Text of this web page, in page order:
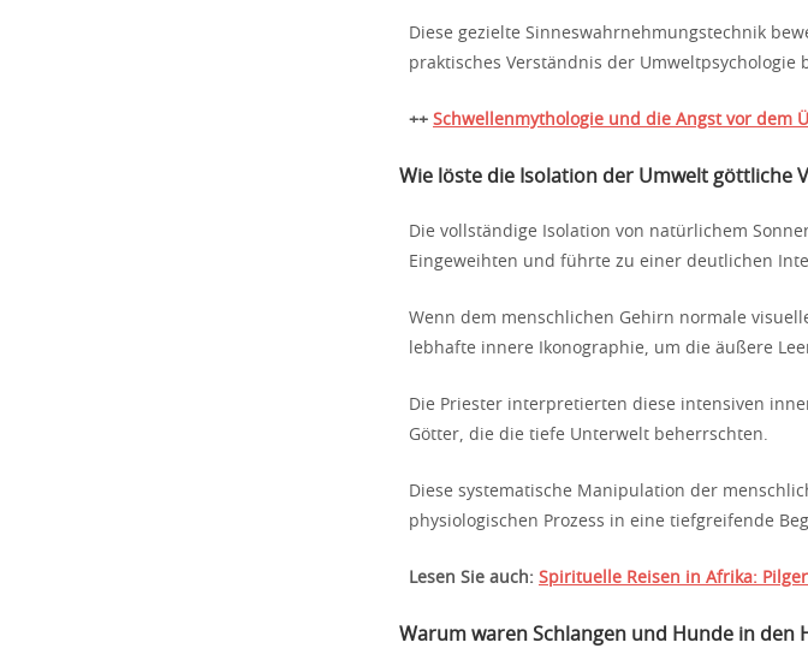
Diese gezielte Sinneswahrnehmungstechnik
praktisches Verständnis der Umweltpsychologie
++ Schwellenmythologie und die Angst vor dem
Wie löste die Isolation der Umwelt göttliche
Die vollständige Isolation von natürlichem
Eingeweihten und führte zu einer deutlichen
Wenn dem menschlichen Gehirn normale
lebhafte innere Ikonographie, um die äußere
Die Priester interpretierten diese intensiven
Götter, die die tiefe Unterwelt beherrschten.
Diese systematische Manipulation der
physiologischen Prozess in eine tiefgreifende
Lesen Sie auch: Spirituelle Reisen in Afrika:
Warum waren Schlangen und Hunde in den